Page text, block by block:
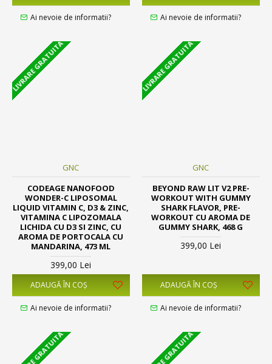
Ai nevoie de informatii? Ai nevoie de informatii?
LIVRARE GRATUITA
GNC
CODEAGE NANOFOOD
WONDER-C LIPOSOMAL
LIQUID VITAMIN C, D3 & ZINC,
VITAMINA C LIPOZOMALA
LICHIDA CU D3 SI ZINC, CU
AROMA DE PORTOCALA CU
MANDARINA, 473 ML
399,00 Lei
ADAUGĂ ÎN COŞ
Ai nevoie de informatii?
LIVRARE GRATUITA
GNC
BEYOND RAW LIT V2 PRE-
WORKOUT WITH GUMMY
SHARK FLAVOR, PRE-
WORKOUT CU AROMA DE
GUMMY SHARK, 468 G
399,00 Lei
ADAUGĂ ÎN COŞ
Ai nevoie de informatii?